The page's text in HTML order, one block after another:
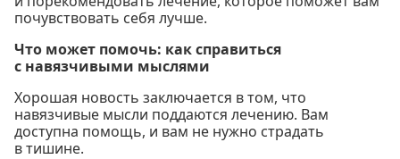
почувствовать себя лучше.
Что может помочь: как справиться
с навязчивыми мыслями
Хорошая новость заключается в том, что
навязчивые мысли поддаются лечению. Вам
доступна помощь, и вам не нужно страдать
в тишине.